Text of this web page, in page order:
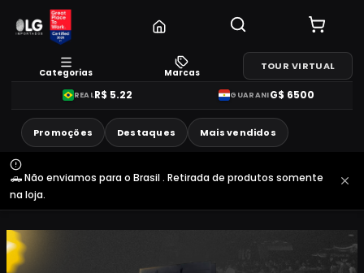
Categorias Marcas
TOUR VIRTUAL
REALR$ 5.22 GUARANIG$ 6500
Promoções Destaques Mais vendidos
🛻 Não enviamos para o Brasil . Retirada de produtos somente
na loja.